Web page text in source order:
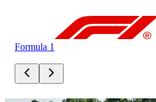
Formula 1